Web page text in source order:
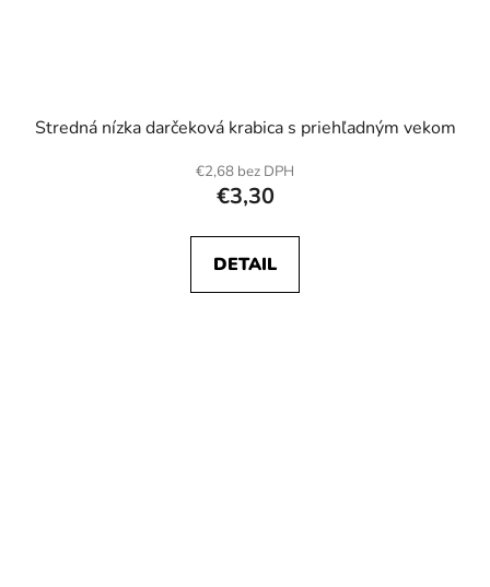
Stredná nízka darčeková krabica s priehľadným vekom
€2,68 bez DPH
€3,30
DETAIL